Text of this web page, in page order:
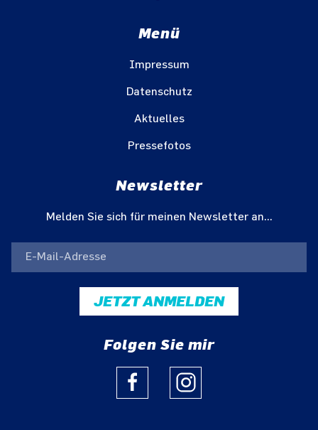
Menü
Impressum
Datenschutz
Aktuelles
Pressefotos
Newsletter
Melden Sie sich für meinen Newsletter an...
JETZT ANMELDEN
Folgen Sie mir